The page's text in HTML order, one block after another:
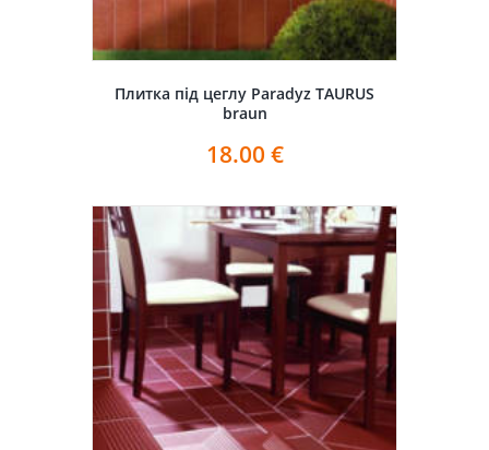
Плитка під цеглу Paradyz TAURUS
braun
18.00 €